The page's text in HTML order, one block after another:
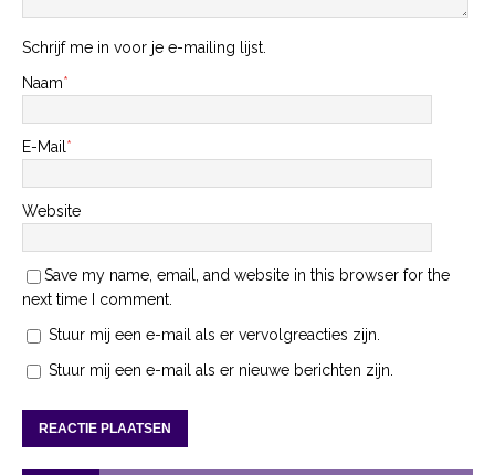
Schrijf me in voor je e-mailing lijst.
Naam*
E-Mail*
Website
Save my name, email, and website in this browser for the
next time I comment.
Stuur mij een e-mail als er vervolgreacties zijn.
Stuur mij een e-mail als er nieuwe berichten zijn.